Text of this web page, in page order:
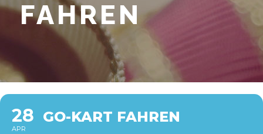
FAHREN
28
APR
GO-KART FAHREN